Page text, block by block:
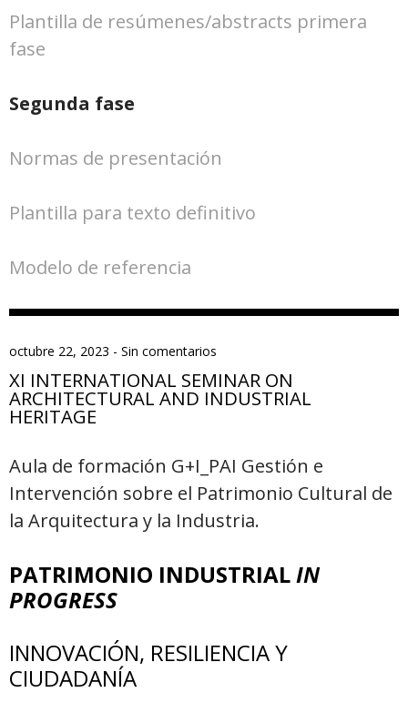
Plantilla de resúmenes/abstracts primera
fase
Segunda fase
Normas de presentación
Plantilla para texto definitivo
Modelo de referencia
octubre 22, 2023 - Sin comentarios
XI INTERNATIONAL SEMINAR ON
ARCHITECTURAL AND INDUSTRIAL
HERITAGE
Aula de formación G+I_PAI Gestión e
Intervención sobre el Patrimonio Cultural de
la Arquitectura y la Industria.
PATRIMONIO INDUSTRIALIN
PROGRESS
INNOVACIÓN, RESILIENCIA Y
CIUDADANÍA